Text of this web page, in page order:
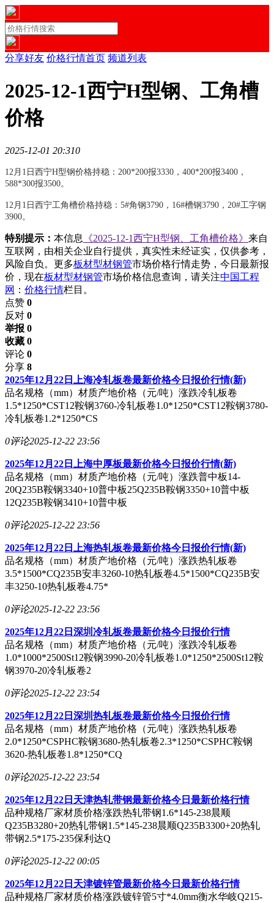
分享好友 价格行情首页 频道列表
2025-12-1西宁H型钢、工角槽
价格
2025-12-01 20:310
12月1日西宁H型钢价格持稳：200*200报3330，400*200报3400，
588*300报3500。
12月1日西宁工角槽价格持稳：5#角钢3790，16#槽钢3790，20#工字钢
3900。
特别提示： 本信息 《2025-12-1西宁H型钢、工角槽价格》 来自
互联网，由相关企业自行提供，真实性未经证实，仅供参考，
风险自负。更多板材型材钢管市场价格行情走势，今日最新报
价，现在板材型材钢管市场价格信息查询，请关注中国工程
网 ： 价格行情栏目。
点赞 0
反对 0
举报 0
收藏 0
评论 0
分享 8
2025年12月22日上海冷轧板卷最新价格今日报价行情(新)
品名规格（mm）材质产地价格（元/吨）涨跌冷轧板卷
1.5*1250*CST12鞍钢3760-冷轧板卷1.0*1250*CST12鞍钢3780-
冷轧板卷1.2*1250*CS
0评论2025-12-22 23:56
2025年12月22日上海中厚板最新价格今日报价行情(新)
品名规格（mm）材质产地价格（元/吨）涨跌普中板14-
20Q235B鞍钢3340+10普中板25Q235B鞍钢3350+10普中板
12Q235B鞍钢3410+10普中板
0评论2025-12-22 23:56
2025年12月22日上海热轧板卷最新价格今日报价行情(新)
品名规格（mm）材质产地价格（元/吨）涨跌热轧板卷
3.5*1500*CQ235B安丰3260-10热轧板卷4.5*1500*CQ235B安
丰3250-10热轧板卷4.75*
0评论2025-12-22 23:56
2025年12月22日深圳冷轧板卷最新价格今日报价行情
品名规格（mm）材质产地价格（元/吨）涨跌冷轧板卷
1.0*1000*2500St12鞍钢3990-20冷轧板卷1.0*1250*2500St12鞍
钢3970-20冷轧板卷2
0评论2025-12-22 23:54
2025年12月22日深圳热轧板卷最新价格今日报价行情
品名规格（mm）材质产地价格（元/吨）涨跌热轧板卷
2.0*1250*CSPHC鞍钢3680-热轧板卷2.3*1250*CSPHC鞍钢
3620-热轧板卷1.8*1250*CQ
0评论2025-12-22 23:54
2025年12月22日天津热轧带钢最新价格今日最新价格行情
品种规格厂家材质价格涨跌热轧带钢1.6*145-238晨顺
Q235B3280+20热轧带钢1.5*145-238晨顺Q235B3300+20热轧
带钢2.5*175-235保利达Q
0评论2025-12-22 00:05
2025年12月22日天津镀锌管最新价格今日最新价格行情
品种规格厂家材质价格涨跌镀锌管5寸*4.0mm衡水华岐Q215-